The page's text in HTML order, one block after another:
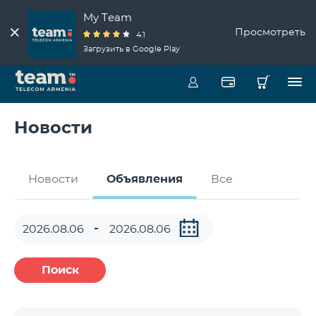
My Team
4.1
Загрузить в Google Play
Просмотреть
Новости
Новости Объявления Все
Поиск